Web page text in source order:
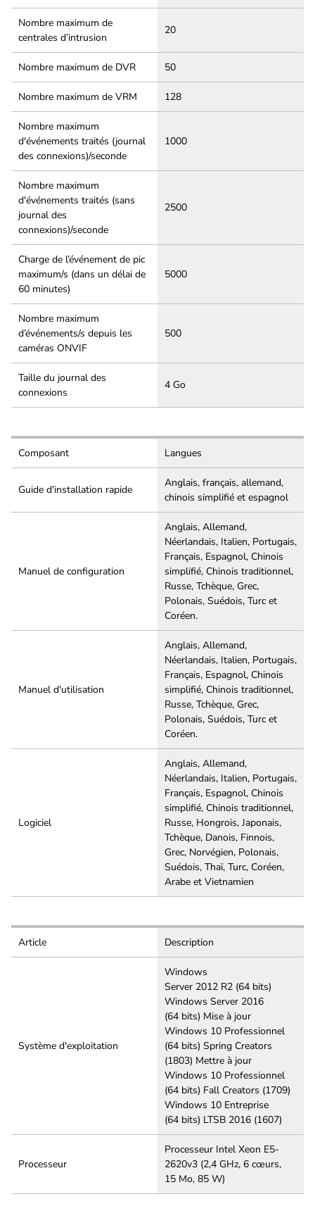
Nombre maximum de
centrales d’intrusion
20
Nombre maximum de DVR 50
Nombre maximum de VRM 128
Nombre maximum
d'événements traités (journal
des connexions)/seconde
1000
Nombre maximum
d'événements traités (sans
journal des
connexions)/seconde
2500
Charge de l’événement de pic
maximum/s (dans un délai de
60 minutes)
5000
Nombre maximum
d’événements/s depuis les
caméras ONVIF
500
Taille du journal des
connexions
4 Go
Composant Langues
Guide d'installation rapide
Anglais, français, allemand,
chinois simplifié et espagnol
Manuel de configuration
Anglais, Allemand,
Néerlandais, Italien, Portugais,
Français, Espagnol, Chinois
simplifié, Chinois traditionnel,
Russe, Tchèque, Grec,
Polonais, Suédois, Turc et
Coréen.
Manuel d'utilisation
Anglais, Allemand,
Néerlandais, Italien, Portugais,
Français, Espagnol, Chinois
simplifié, Chinois traditionnel,
Russe, Tchèque, Grec,
Polonais, Suédois, Turc et
Coréen.
Logiciel
Anglais, Allemand,
Néerlandais, Italien, Portugais,
Français, Espagnol, Chinois
simplifié, Chinois traditionnel,
Russe, Hongrois, Japonais,
Tchèque, Danois, Finnois,
Grec, Norvégien, Polonais,
Suédois, Thaï, Turc, Coréen,
Arabe et Vietnamien
Article Description
Système d'exploitation
Windows
Server 2012 R2 (64 bits)
Windows Server 2016
(64 bits) Mise à jour
Windows 10 Professionnel
(64 bits) Spring Creators
(1803) Mettre à jour
Windows 10 Professionnel
(64 bits) Fall Creators (1709)
Windows 10 Entreprise
(64 bits) LTSB 2016 (1607)
Processeur
Processeur Intel Xeon E5-
2620v3 (2,4 GHz, 6 cœurs,
15 Mo, 85 W)